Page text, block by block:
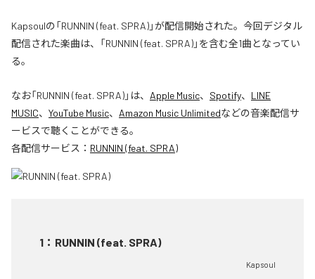
Kapsoulの「RUNNIN (feat. SPRA)」が配信開始された。今回デジタル
配信された楽曲は、「RUNNIN (feat. SPRA)」を含む全1曲となってい
る。
なお「RUNNIN (feat. SPRA)」は、 Apple Music、 Spotify、 LINE
MUSIC、 YouTube Music、 Amazon Music Unlimitedなどの音楽配信サ
ービスで聴くことができる。
各配信サービス： RUNNIN (feat. SPRA)
1 ： RUNNIN (feat. SPRA)
Kapsoul